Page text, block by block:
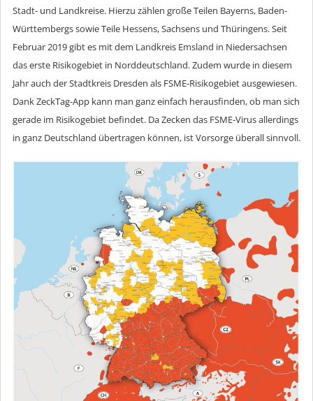
Stadt- und Landkreise. Hierzu zählen große Teilen Bayerns, Baden-
Württembergs sowie Teile Hessens, Sachsens und Thüringens. Seit
Februar 2019 gibt es mit dem Landkreis Emsland in Niedersachsen
das erste Risikogebiet in Norddeutschland. Zudem wurde in diesem
Jahr auch der Stadtkreis Dresden als FSME-Risikogebiet ausgewiesen.
Dank ZeckTag-App kann man ganz einfach herausfinden, ob man sich
gerade im Risikogebiet befindet. Da Zecken das FSME-Virus allerdings
in ganz Deutschland übertragen können, ist Vorsorge überall sinnvoll.